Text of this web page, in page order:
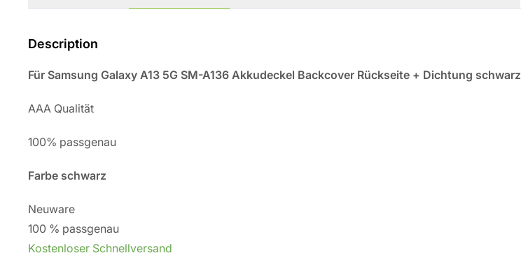
Description
Für Samsung Galaxy A13 5G SM-A136 Akkudeckel Backcover Rückseite + Dichtung schwarz
AAA Qualität
100% passgenau
Farbe schwarz
Neuware
100 % passgenau
Kostenloser Schnellversand